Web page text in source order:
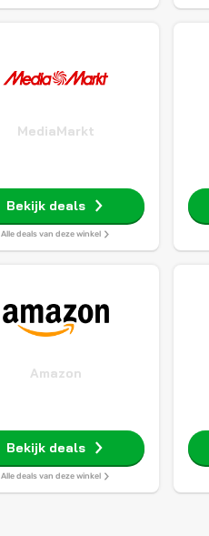
MediaMarkt
Bekijk deals
Alle deals van deze winkel
Amazon
Bekijk deals
Alle deals van deze winkel